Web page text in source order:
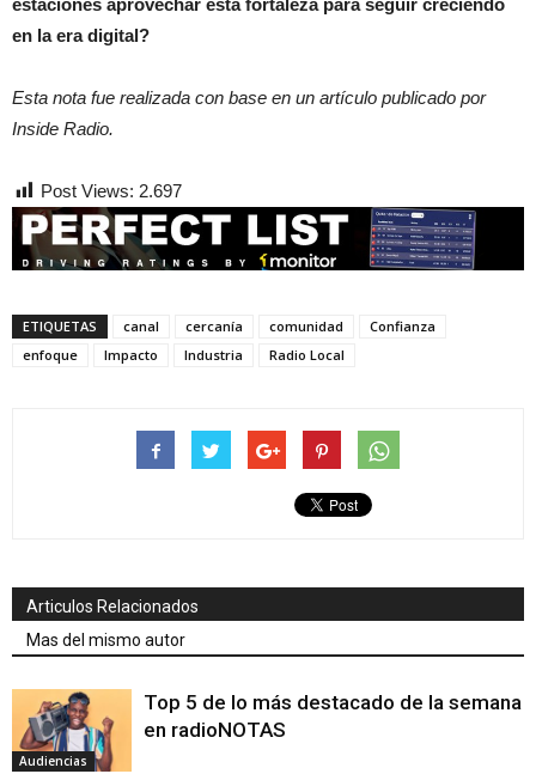
estaciones aprovechar esta fortaleza para seguir creciendo
en la era digital?
Esta nota fue realizada con base en un artículo publicado por
Inside Radio.
Post Views: 2.697
ETIQUETAS canal cercanía comunidad
Confianza
enfoque
Impacto Industria Radio Local
Articulos Relacionados
Mas del mismo autor
Audiencias
Top 5 de lo más destacado de la semana
en radioNOTAS